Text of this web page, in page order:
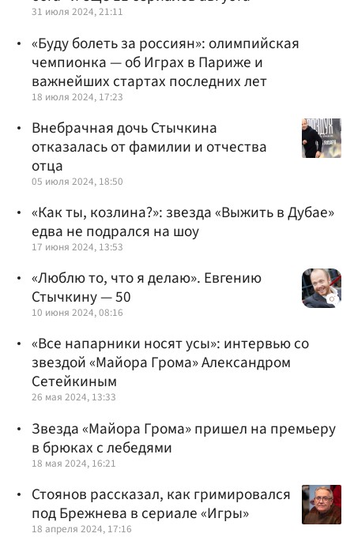
31 июля 2024, 21:11
«Буду болеть за россиян»: олимпийская
чемпионка — об Играх в Париже и
важнейших стартах последних лет
18 июля 2024, 17:23
Внебрачная дочь Стычкина
отказалась от фамилии и отчества
отца
05 июля 2024, 18:50
«Как ты, козлина?»: звезда «Выжить в Дубае»
едва не подрался на шоу
17 июня 2024, 13:53
«Люблю то, что я делаю». Евгению
Стычкину — 50
10 июня 2024, 08:16
«Все напарники носят усы»: интервью со
звездой «Майора Грома» Александром
Сетейкиным
26 мая 2024, 13:33
Звезда «Майора Грома» пришел на премьеру
в брюках с лебедями
18 мая 2024, 16:21
Стоянов рассказал, как гримировался
под Брежнева в сериале «Игры»
18 апреля 2024, 17:16